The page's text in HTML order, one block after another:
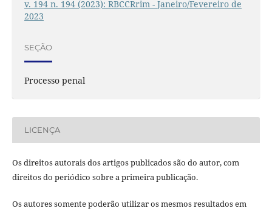
v. 194 n. 194 (2023): RBCCRrim - Janeiro/Fevereiro de
2023
SEÇÃO
Processo penal
LICENÇA
Os direitos autorais dos artigos publicados são do autor, com
direitos do periódico sobre a primeira publicação.
Os autores somente poderão utilizar os mesmos resultados em